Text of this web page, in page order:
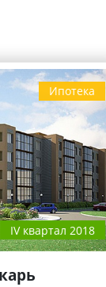
Ипотека
IV квартал 2018